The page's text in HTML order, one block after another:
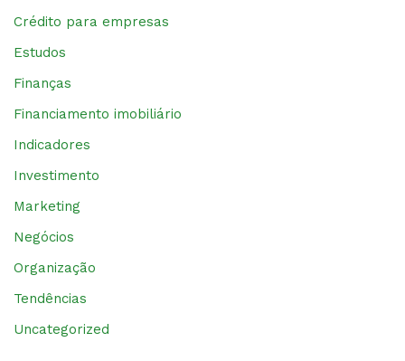
Crédito para empresas
Estudos
Finanças
Financiamento imobiliário
Indicadores
Investimento
Marketing
Negócios
Organização
Tendências
Uncategorized